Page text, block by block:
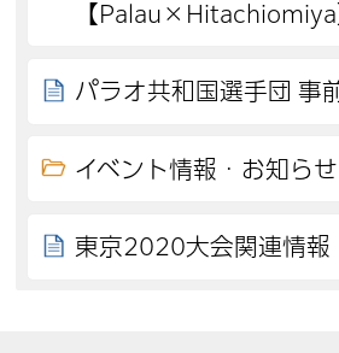
【Palau×Hitachiomiya
パラオ共和国選手団 事
イベント情報・お知らせ
東京2020大会関連情報